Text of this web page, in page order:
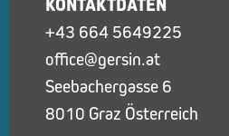
KONTAKTDATEN
+43 664 5649225
office@gersin.at
Seebachergasse 6
8010 Graz Österreich